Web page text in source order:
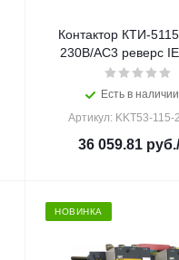
Контактор КТИ-
230В/АС3 реверс
Есть в
Артикул: KKT53-115-
36 059.81 руб.
НОВИНКА